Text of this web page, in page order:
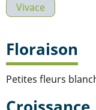
Vivace
Floraison
Petites fleurs